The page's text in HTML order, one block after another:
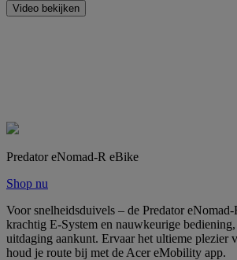
Video bekijken
Predator eNomad-R eBike
Shop nu
Voor snelheidsduivels – de Predator
krachtig E-System en nauwkeurige
uitdaging aankunt. Ervaar het ultieme plezier
houd je route bij met de Acer eMobility app.